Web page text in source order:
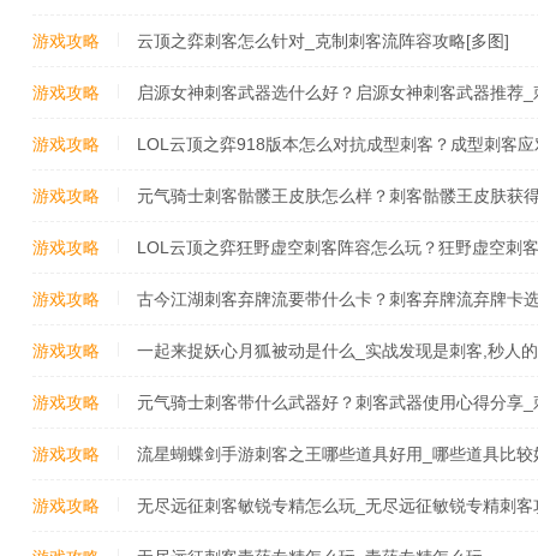
推荐
游戏攻略 云顶之弈刺客怎么针对_克制刺客流阵容攻略[多图]
游戏攻略 启源女神刺客武器选什么好？启源女神刺客武器推荐
游戏攻略 LOL云顶之弈918版本怎么对抗成型刺客？成型刺客
为什么918版本刺客这么多
游戏攻略 元气骑士刺客骷髅王皮肤怎么样？刺客骷髅王皮肤获
法
游戏攻略 LOL云顶之弈狂野虚空刺客阵容怎么玩？狂野虚空刺
狂野虚空刺客阵容羁绊
游戏攻略 古今江湖刺客弃牌流要带什么卡？刺客弃牌流弃牌卡
游戏攻略 一起来捉妖心月狐被动是什么_实战发现是刺客,秒人
游戏攻略 元气骑士刺客带什么武器好？刺客武器使用心得分享
游戏攻略 流星蝴蝶剑手游刺客之王哪些道具好用_哪些道具比较
游戏攻略 无尽远征刺客敏锐专精怎么玩_无尽远征敏锐专精刺客